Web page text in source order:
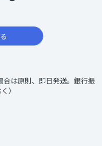
は原則、即日発送。銀行振
）